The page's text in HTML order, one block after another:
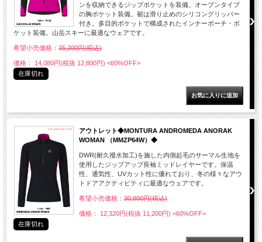
ンを収納できるジップポケットを装備。オープンタイプ
の胸ポケット装備。裾は滑り止めのシリコングリッパー
付き。多目的ポケットで構成されたインナーポーチ・ポ
ケット装備。山岳スキーに最適なウェアです。
希望小売価格： 35,200円(税込)
価格： 14,080円(税抜 12,800円) <60%OFF>
在庫切れ
アウトレット◆MONTURA ANDROMEDA ANORAK
WOMAN （MMZP64W）◆
DWR(耐久撥水加工)を施した内側起毛のサーマル生地を
使用したジップアップ長袖ミッドレイヤーです。保温
性、通気性、UVカット性に優れており、冬の様々なアウ
トドアアクティビティに最適なウェアです。
希望小売価格： 30,800円(税込)
価格： 12,320円(税抜 11,200円) <60%OFF>
在庫切れ